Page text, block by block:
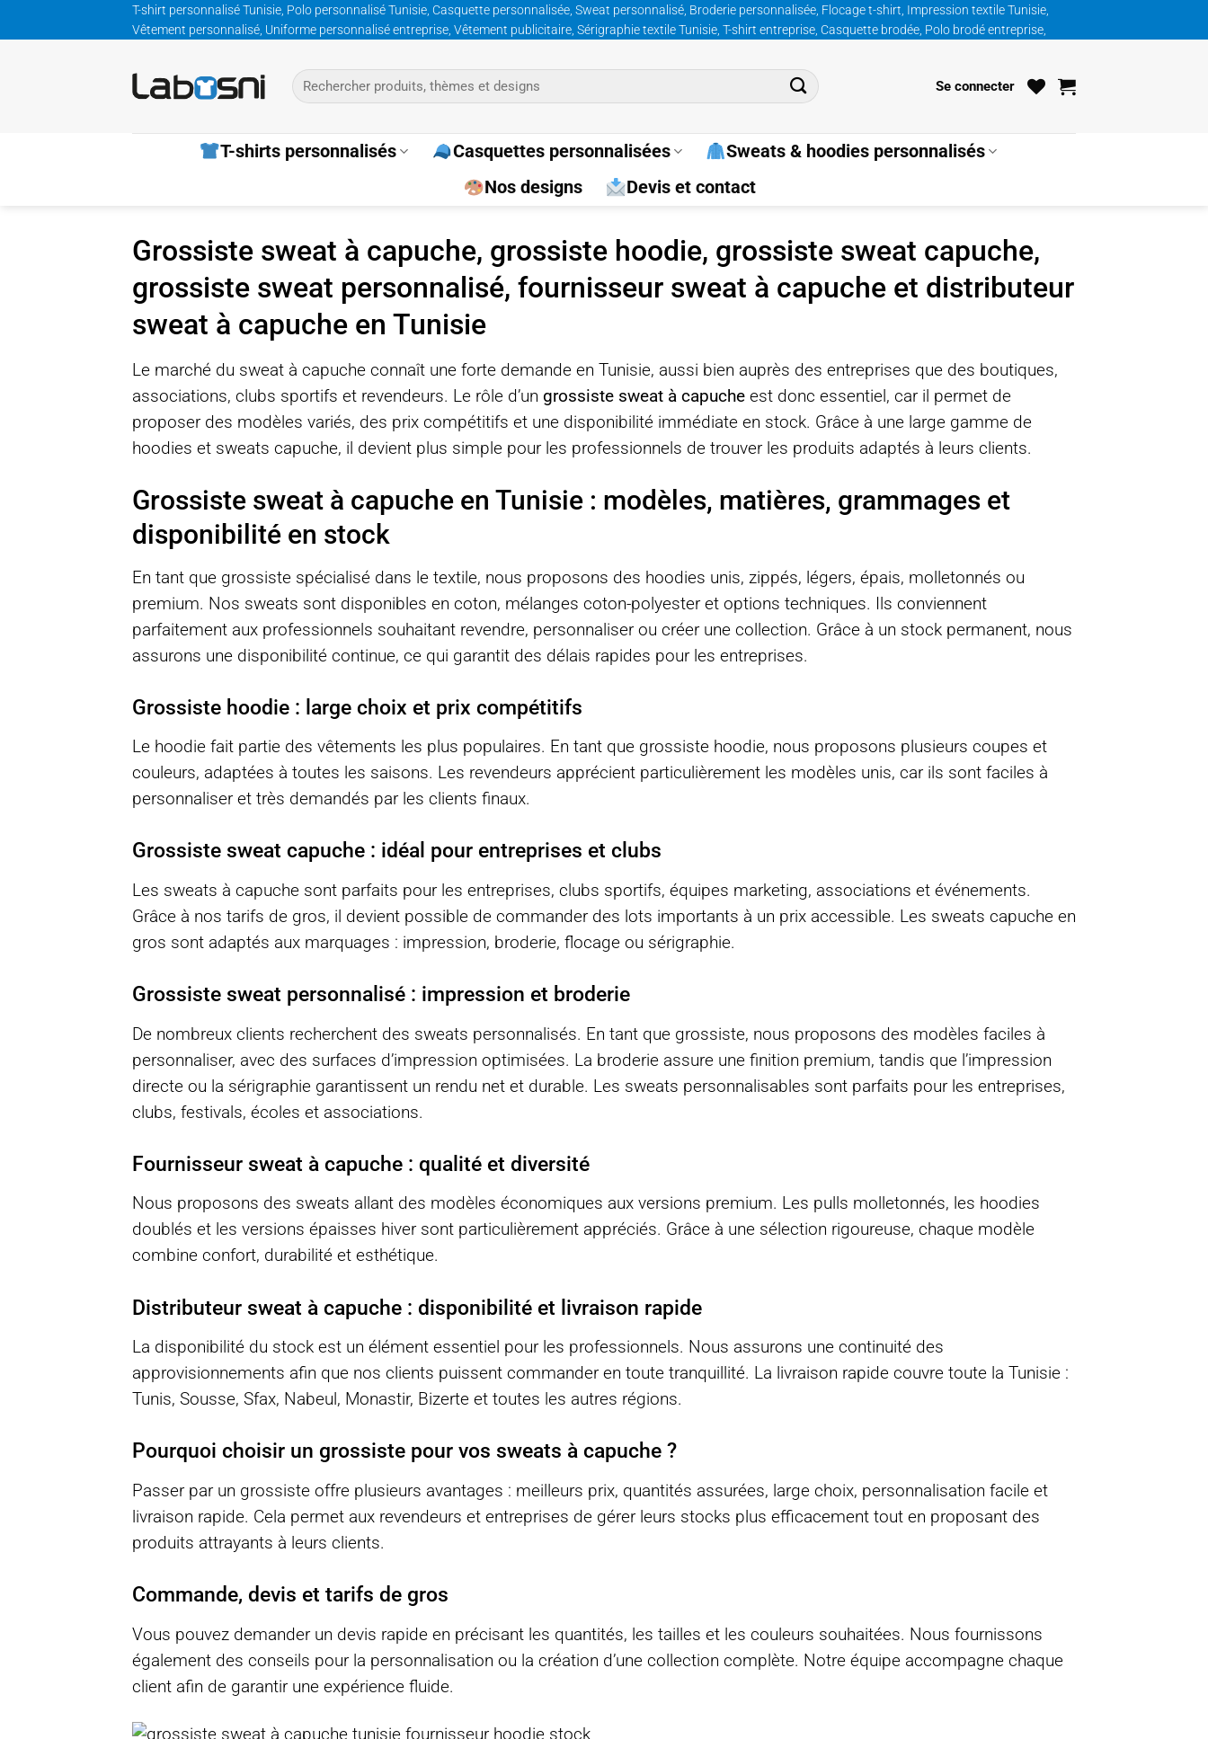
au
T-shirt personnalisé Tunisie, Polo personnalisé Tunisie, Casquette personnalisée, Sweat personnalisé, Broderie personnalisée, Flocage t-shirt, Impression textile Tunisie,
Vêtement personnalisé, Uniforme personnalisé entreprise, Vêtement publicitaire, Sérigraphie textile Tunisie, T-shirt entreprise, Casquette brodée, Polo brodé entreprise,
Recherche
pour :
Se connecter
T-shirts personnalisés Casquettes personnalisées
Sweats & hoodies personnalisés
Nos designs
Devis et contact
Grossiste sweat à capuche, grossiste hoodie, grossiste sweat capuche,
grossiste sweat personnalisé, fournisseur sweat à capuche et distributeur
sweat à capuche en Tunisie
Le marché du sweat à capuche connaît une forte demande en Tunisie, aussi bien auprès des entreprises que des boutiques,
associations, clubs sportifs et revendeurs. Le rôle d’un grossiste sweat à capuche est donc essentiel, car il permet de
proposer des modèles variés, des prix compétitifs et une disponibilité immédiate en stock. Grâce à une large gamme de
hoodies et sweats capuche, il devient plus simple pour les professionnels de trouver les produits adaptés à leurs clients.
Grossiste sweat à capuche en Tunisie : modèles, matières, grammages et
disponibilité en stock
En tant que grossiste spécialisé dans le textile, nous proposons des hoodies unis, zippés, légers, épais, molletonnés ou
premium. Nos sweats sont disponibles en coton, mélanges coton-polyester et options techniques. Ils conviennent
parfaitement aux professionnels souhaitant revendre, personnaliser ou créer une collection. Grâce à un stock permanent, nous
assurons une disponibilité continue, ce qui garantit des délais rapides pour les entreprises.
Grossiste hoodie : large choix et prix compétitifs
Le hoodie fait partie des vêtements les plus populaires. En tant que grossiste hoodie, nous proposons plusieurs coupes et
couleurs, adaptées à toutes les saisons. Les revendeurs apprécient particulièrement les modèles unis, car ils sont faciles à
personnaliser et très demandés par les clients finaux.
Grossiste sweat capuche : idéal pour entreprises et clubs
Les sweats à capuche sont parfaits pour les entreprises, clubs sportifs, équipes marketing, associations et événements.
Grâce à nos tarifs de gros, il devient possible de commander des lots importants à un prix accessible. Les sweats capuche en
gros sont adaptés aux marquages : impression, broderie, flocage ou sérigraphie.
Grossiste sweat personnalisé : impression et broderie
De nombreux clients recherchent des sweats personnalisés. En tant que grossiste, nous proposons des modèles faciles à
personnaliser, avec des surfaces d’impression optimisées. La broderie assure une finition premium, tandis que l’impression
directe ou la sérigraphie garantissent un rendu net et durable. Les sweats personnalisables sont parfaits pour les entreprises,
clubs, festivals, écoles et associations.
Fournisseur sweat à capuche : qualité et diversité
Nous proposons des sweats allant des modèles économiques aux versions premium. Les pulls molletonnés, les hoodies
doublés et les versions épaisses hiver sont particulièrement appréciés. Grâce à une sélection rigoureuse, chaque modèle
combine confort, durabilité et esthétique.
Distributeur sweat à capuche : disponibilité et livraison rapide
La disponibilité du stock est un élément essentiel pour les professionnels. Nous assurons une continuité des
approvisionnements afin que nos clients puissent commander en toute tranquillité. La livraison rapide couvre toute la Tunisie :
Tunis, Sousse, Sfax, Nabeul, Monastir, Bizerte et toutes les autres régions.
Pourquoi choisir un grossiste pour vos sweats à capuche ?
Passer par un grossiste offre plusieurs avantages : meilleurs prix, quantités assurées, large choix, personnalisation facile et
livraison rapide. Cela permet aux revendeurs et entreprises de gérer leurs stocks plus efficacement tout en proposant des
produits attrayants à leurs clients.
Commande, devis et tarifs de gros
Vous pouvez demander un devis rapide en précisant les quantités, les tailles et les couleurs souhaitées. Nous fournissons
également des conseils pour la personnalisation ou la création d’une collection complète. Notre équipe accompagne chaque
client afin de garantir une expérience fluide.